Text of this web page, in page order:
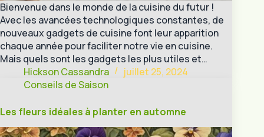
Bienvenue dans le monde de la cuisine du futur !
Avec les avancées technologiques constantes, de
nouveaux gadgets de cuisine font leur apparition
chaque année pour faciliter notre vie en cuisine.
Mais quels sont les gadgets les plus utiles et…
Hickson Cassandra
juillet 25, 2024
Conseils de Saison
Les fleurs idéales à planter en automne